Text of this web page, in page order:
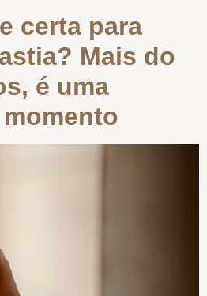
certa para
Mais do
é uma